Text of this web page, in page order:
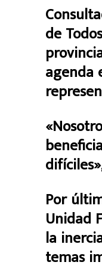
de
agenda
Por
Unidad
la
temas